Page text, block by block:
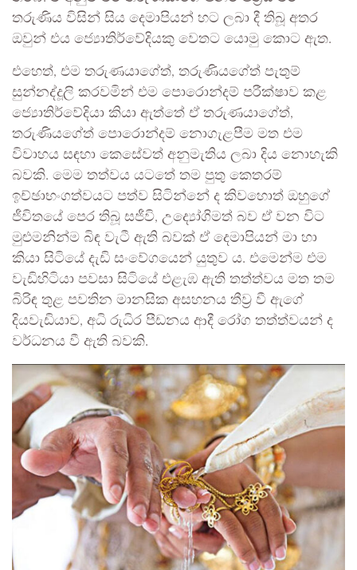
තරුණිය විසින් සිය දෙමාපියන් හට ලබා දී තිබූ අතර
ඔවුන් එය ජ්‍යොතිර්වේදියකු වෙතට යොමු කොට ඇත.
එහෙත්, එම තරුණයාගේත්, තරුණියගේත් පැතුම්
සුන්නද්දූලි කරවමින් එම පොරොන්දම් පරීක්ෂාව කළ
ජ්‍යොතිර්වේදියා කියා ඇත්තේ ඒ තරුණයාගේත්,
තරුණියගේත් පොරොන්දම් නොගැළපීම මත එම
විවාහය සඳහා කෙසේවත් අනුමැතිය ලබා දිය නොහැකි
බවකි. මෙම තත්වය යටතේ තම පුතු කෙතරම්
ඉච්ඡාභංගත්වයට පත්ව සිටින්නේ ද කිවහොත් ඔහුගේ
ජීවිතයේ පෙර තිබූ සජීවි, උද්‍යෝගිමත් බව ඒ වන විට
මුළුමනින්ම බිඳ වැටී ඇති බවක් ඒ දෙමාපියන් මා හා
කියා සිටියේ දැඩි සංවේගයෙන් යුතුව ය. එමෙන්ම එම
වැඩිහිටියා පවසා සිටියේ එළැඹ ඇති තත්ත්වය මත තම
බිරිඳ තුළ පවතින මානසික අසහනය තීව්‍ර වී ඇගේ
දියවැඩියාව, අධි රුධිර පීඩනය ආදී රෝග තත්ත්වයන් ද
වර්ධනය වී ඇති බවකි.